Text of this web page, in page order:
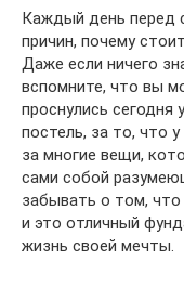
Каждый день перед
причин, почему
Даже если ничего
вспомните, что вы
проснулись сегодня
постель, за то, что
за многие вещи,
сами собой
забывать о том,
и это отличный
жизнь своей мечты.